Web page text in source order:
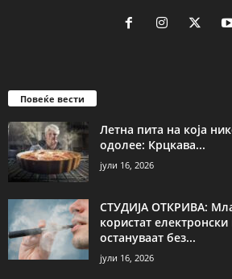
Повеќе вести
Летна пита на која
одолее: Крцкава...
јули 16, 2026
СТУДИЈА ОТКРИВА:
користат
остануваат без...
јули 16, 2026